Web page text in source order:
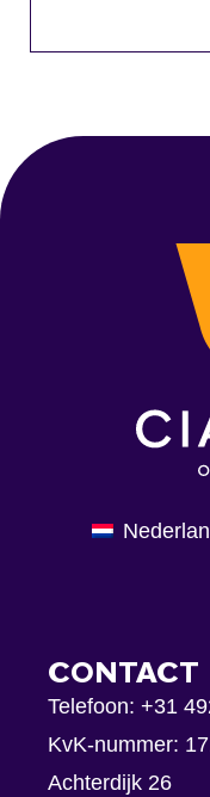
CONTACT
Telefoon: +31
KvK-nummer:
Achterdijk 26